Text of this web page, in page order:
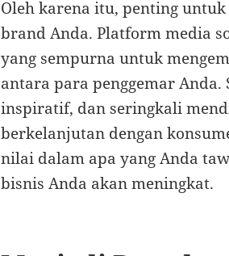
Oleh karena itu, penting
brand Anda. Platform media
yang sempurna untuk
antara para penggemar
inspiratif, dan seringkali
berkelanjutan dengan
nilai dalam apa yang Anda
bisnis Anda akan meningkat.